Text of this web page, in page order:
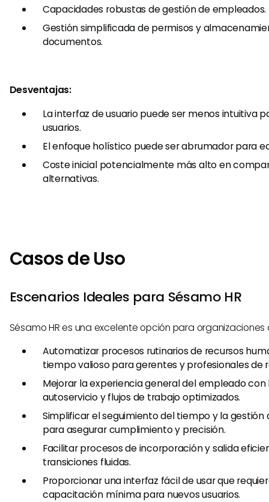
Capacidades robustas de gestión de empleados.
Gestión simplificada de permisos y
documentos.
Desventajas:
La interfaz de usuario puede ser menos intuitiva
usuarios.
El enfoque holístico puede ser abrumador para
Coste inicial potencialmente más alto en
alternativas.
Casos de Uso
Escenarios Ideales para Sésamo HR
Sésamo HR es una excelente opción para organizaciones
Automatizar procesos rutinarios de recursos
tiempo valioso para gerentes y profesionales de
Mejorar la experiencia general del empleado
autoservicio y flujos de trabajo optimizados.
Simplificar el seguimiento del tiempo y la
para asegurar cumplimiento y precisión.
Facilitar procesos de incorporación y salida
transiciones fluidas.
Proporcionar una interfaz fácil de usar que
capacitación mínima para nuevos usuarios.